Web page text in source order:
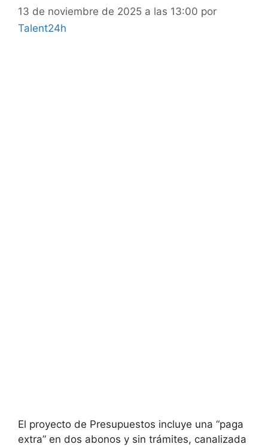
13 de noviembre de 2025 a las 13:00 por
Talent24h
El proyecto de Presupuestos incluye una “paga
extra” en dos abonos y sin trámites, canalizada